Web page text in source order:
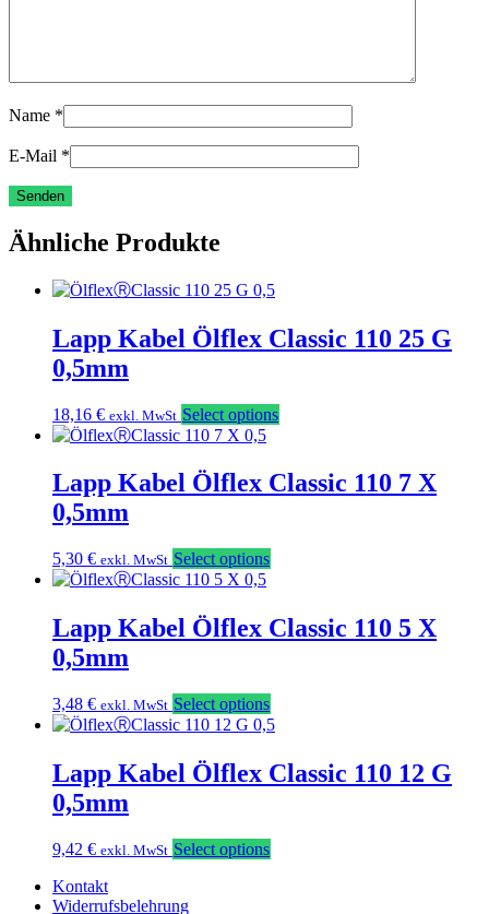
Name *
E-Mail *
Ähnliche Produkte
Lapp Kabel Ölflex Classic 110 25 G
0,5mm
18,16 € exkl. MwSt Select options
Lapp Kabel Ölflex Classic 110 7 X
0,5mm
5,30 € exkl. MwSt Select options
Lapp Kabel Ölflex Classic 110 5 X
0,5mm
3,48 € exkl. MwSt Select options
Lapp Kabel Ölflex Classic 110 12 G
0,5mm
9,42 € exkl. MwSt Select options
Kontakt
Widerrufsbelehrung